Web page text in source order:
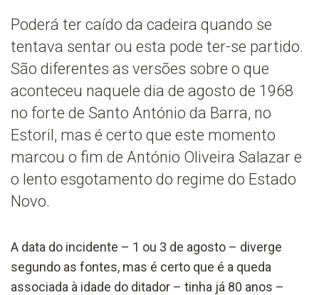
Poderá ter caído da cadeira quando se
tentava sentar ou esta pode ter-se partido.
São diferentes as versões sobre o que
aconteceu naquele dia de agosto de 1968
no forte de Santo António da Barra, no
Estoril, mas é certo que este momento
marcou o fim de António Oliveira Salazar e
o lento esgotamento do regime do Estado
Novo.
A data do incidente – 1 ou 3 de agosto – diverge
segundo as fontes, mas é certo que é a queda
associada à idade do ditador – tinha já 80 anos –